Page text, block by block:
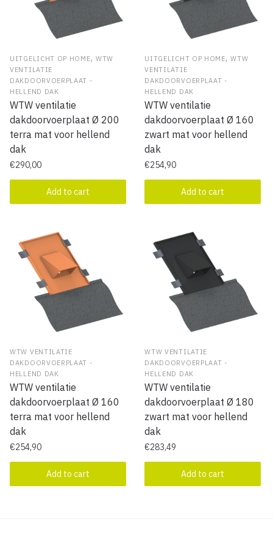
UITGELICHT OP HOME,WTW
VENTILATIE
DAKDOORVOERPLAAT -
HELLEND DAK
WTW ventilatie
dakdoorvoerplaat Ø 200
terra mat voor hellend
dak
€290,00
Add to cart
UITGELICHT OP HOME,WTW
VENTILATIE
DAKDOORVOERPLAAT -
HELLEND DAK
WTW ventilatie
dakdoorvoerplaat Ø 160
zwart mat voor hellend
dak
€254,90
Add to cart
WTW VENTILATIE
DAKDOORVOERPLAAT -
HELLEND DAK
WTW ventilatie
dakdoorvoerplaat Ø 160
terra mat voor hellend
dak
€254,90
Add to cart
WTW VENTILATIE
DAKDOORVOERPLAAT -
HELLEND DAK
WTW ventilatie
dakdoorvoerplaat Ø 180
zwart mat voor hellend
dak
€283,49
Add to cart